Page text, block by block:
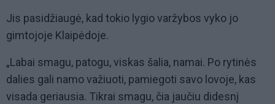
Jis pasidžiaugė, kad tokio lygio varžybos vyko jo
gimtojoje Klaipėdoje.
„Labai smagu, patogu, viskas šalia, namai. Po rytinės
dalies gali namo važiuoti, pamiegoti savo lovoje, kas
visada geriausia. Tikrai smagu, čia jaučiu didesnį